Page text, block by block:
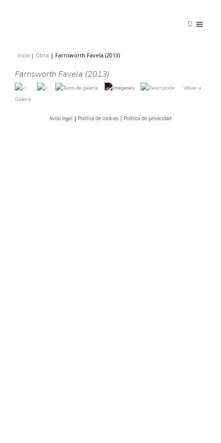
Inicio | Obra | Farnsworth Favela (2013)
Farnsworth Favela (2013)
Volver a
Galería
Aviso legal | Política de cookies | Política de privacidad